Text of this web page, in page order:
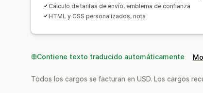
Cálculo de tarifas de envío, emblema de confianza
HTML y CSS personalizados, nota
Contiene texto traducido automáticamente
Todos los cargos se facturan en USD. Los cargos